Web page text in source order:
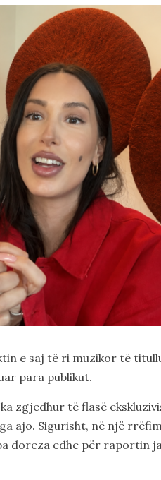
e saj të ri muzikor të
para publikut.
zgjedhur të flasë
ajo. Sigurisht, në një
doreza edhe për raportin